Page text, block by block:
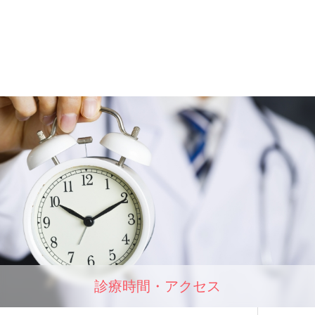
診療時間・アクセス